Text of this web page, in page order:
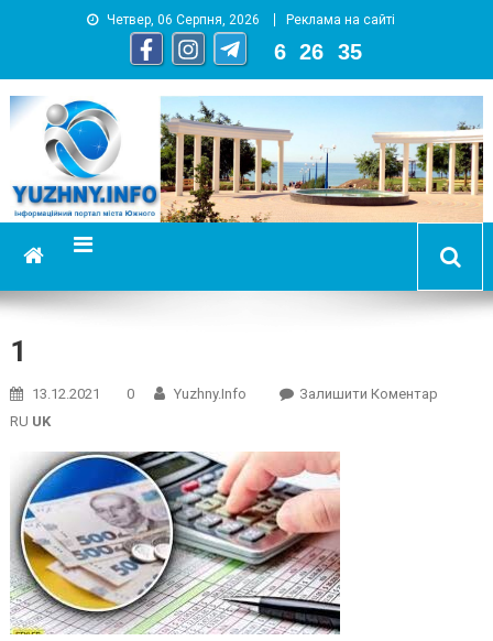
Четвер, 06 Серпня, 2026 Реклама на сайті
6 26 36
YUZHNY.INFO
информационный портал города Южный
1
13.12.2021 0 Yuzhny.info Залишити КоментарOn
RU UK